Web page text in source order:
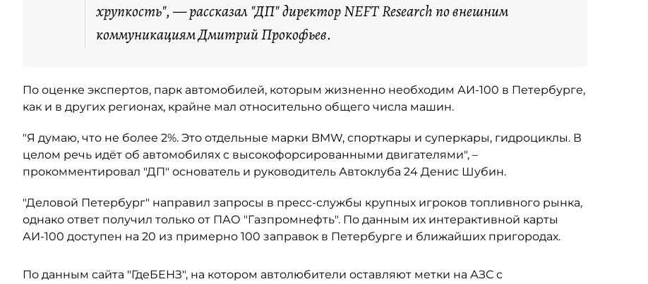
хрупкость", — рассказал "ДП" директор NEFT Research по внешним
коммуникациям Дмитрий Прокофьев.
По оценке экспертов, парк автомобилей, которым жизненно необходим АИ-100 в Петербурге,
как и в других регионах, крайне мал относительно общего числа машин.
"Я думаю, что не более 2%. Это отдельные марки BMW, спорткары и суперкары, гидроциклы. В
целом речь идёт об автомобилях с высокофорсированными двигателями", –
прокомментировал "ДП" основатель и руководитель Автоклуба 24 Денис Шубин.
"Деловой Петербург" направил запросы в пресс-службы крупных игроков топливного рынка,
однако ответ получил только от ПАО "Газпромнефть". По данным их интерактивной карты
АИ-100 доступен на 20 из примерно 100 заправок в Петербурге и ближайших пригородах.
По данным сайта "ГдеБЕНЗ", на котором автолюбители оставляют метки на АЗС с